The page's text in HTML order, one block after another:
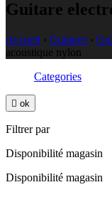
Guitare
Accueil › Guitares ›
acoustique nylon
Categories
 ok
Filtrer par
Disponibilité magasin
Disponibilité magasin